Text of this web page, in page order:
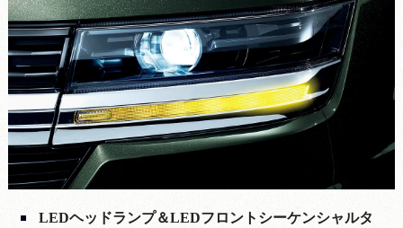
LEDヘッドランプ＆LEDフロントシーケンシャルタ